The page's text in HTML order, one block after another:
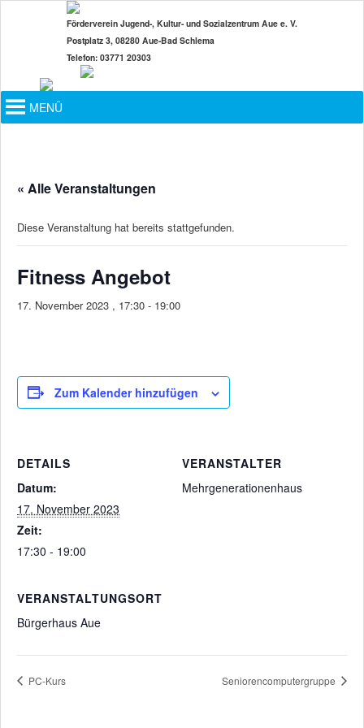
Förderverein Jugend-, Kultur- und Sozialzentrum Aue e. V.
Postplatz 3, 08280 Aue-Bad Schlema
Telefon: 03771 20303
Hauptmenü
MENÜ
« Alle Veranstaltungen
Diese Veranstaltung hat bereits stattgefunden.
Fitness Angebot
17. November 2023 , 17:30 - 19:00
Zum Kalender hinzufügen
DETAILS
Datum:
17. November 2023
Zeit:
17:30 - 19:00
VERANSTALTER
Mehrgenerationenhaus
VERANSTALTUNGSORT
Bürgerhaus Aue
PC-Kurs Seniorencomputergruppe